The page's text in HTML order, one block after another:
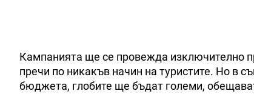
Кампанията ще се провежда изключително
пречи по никакъв начин на туристите. Но в
бюджета, глобите ще бъдат големи,